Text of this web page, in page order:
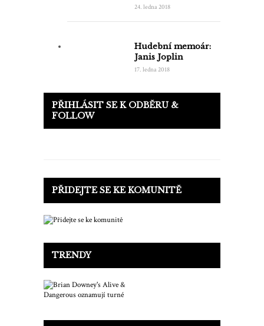
24. ledna 2018
Hudební memoár:
Janis Joplin
17. ledna 2018
PŘIHLÁSIT SE K ODBĚRU &
FOLLOW
PŘIDEJTE SE KE KOMUNITĚ
TRENDY